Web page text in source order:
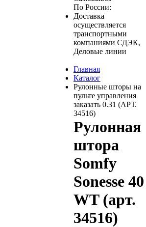
По России:
Доставка
осуществляется
транспортными
компаниями СДЭК,
Деловые линии
Главная
Каталог
Рулонные шторы на
пульте управления
заказать 0.31 (АРТ.
34516)
Рулонная
штора
Somfy
Sonesse 40
WT (арт.
34516)